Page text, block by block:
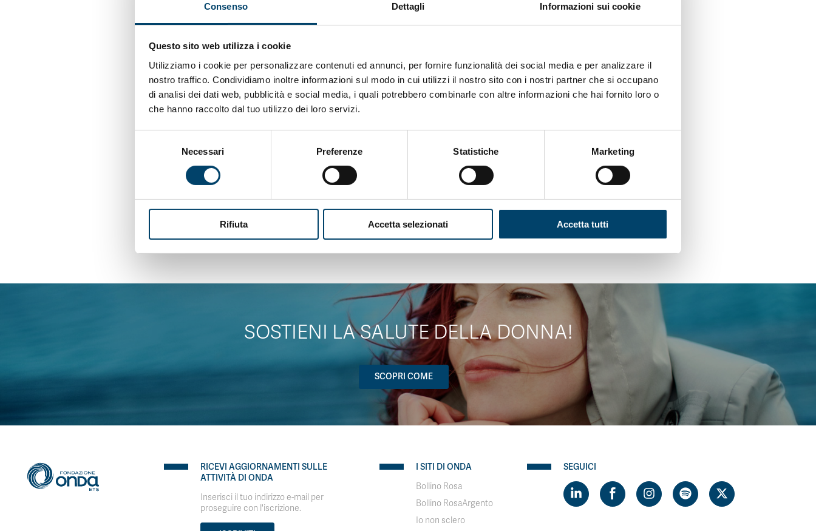
Consenso Dettagli Informazioni sui cookie
Questo sito web utilizza i cookie
Utilizziamo i cookie per personalizzare contenuti ed annunci, per fornire funzionalità dei social media e per analizzare il
nostro traffico. Condividiamo inoltre informazioni sul modo in cui utilizzi il nostro sito con i nostri partner che si occupano
di analisi dei dati web, pubblicità e social media, i quali potrebbero combinarle con altre informazioni che hai fornito loro o
che hanno raccolto dal tuo utilizzo dei loro servizi.
Necessari Preferenze Statistiche Marketing
Rifiuta Accetta selezionati Accetta tutti
La pandemia causata dal virus SARS CoV-2 ha avuto un impatto senza precedenti a livello globale e,
sebbene il virus risulti oggi sotto controllo, il suo impatto non è ancora svanito, registrandosi un
aumento delle sequele post-acute dell’infezione, cd. Long COVID. Si parla di “sindrome” dal momento
che il Long COVID si caratterizza per la presenza di diversi sintomi, che persistono per più di tre mesi
dopo la fase acuta dell’infezione, tra cui stanchezza cronica, dolori muscolari, disturbi respiratori,
neurologici (ad esempio, difficoltà di memoria e concentrazione), e psicologi
ci (come ansia, depressione, disturbo da stress post-traumatico).
Per maggiori informazioni scarica e consulta
che fa parte del progetto finanziato
con il bando “Networking, ricerca e formazione sulla Sindrome Post‐ Covid” di Fondazione Cariplo.
SOSTIENI LA SALUTE DELLA DONNA!
SCOPRI COME
RICEVI AGGIORNAMENTI SULLE
ATTIVITÀ DI ONDA
Inserisci il tuo indirizzo e-mail per
proseguire con l'iscrizione.
I SITI DI ONDA
Bollino Rosa
Bollino RosaArgento
Io non sclero
SEGUICI